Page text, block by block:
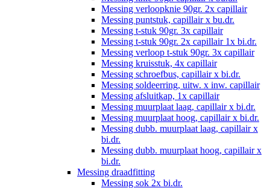
Messing verloopknie 90gr. 2x capillair
Messing puntstuk, capillair x bu.dr.
Messing t-stuk 90gr. 3x capillair
Messing t-stuk 90gr. 2x capillair 1x bi.dr.
Messing verloop t-stuk 90gr. 3x capillair
Messing kruisstuk, 4x capillair
Messing schroefbus, capillair x bi.dr.
Messing soldeerring, uitw. x inw. capillair
Messing afsluitkap, 1x capillair
Messing muurplaat laag, capillair x bi.dr.
Messing muurplaat hoog, capillair x bi.dr.
Messing dubb. muurplaat laag, capillair x
bi.dr.
Messing dubb. muurplaat hoog, capillair x
bi.dr.
Messing draadfitting
Messing sok 2x bi.dr.